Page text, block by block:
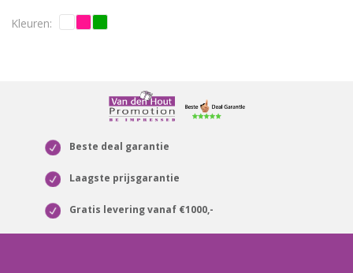
Beste deal garantie
Laagste prijsgarantie
Gratis levering vanaf €1000,-